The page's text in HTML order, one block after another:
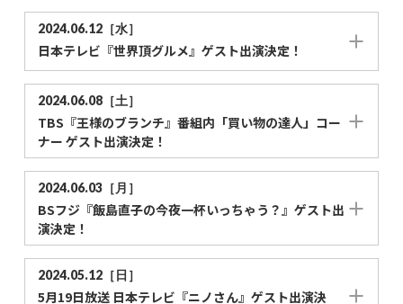
2024.06.12［水］
日本テレビ『世界頂グルメ』ゲスト出演決定！
2024.06.08［土］
TBS『王様のブランチ』番組内「買い物の達人」コー
ナー ゲスト出演決定！
2024.06.03［月］
BSフジ『飯島直子の今夜一杯いっちゃう？』ゲスト出
演決定！
2024.05.12［日］
5月19日放送 日本テレビ『ニノさん』ゲスト出演決